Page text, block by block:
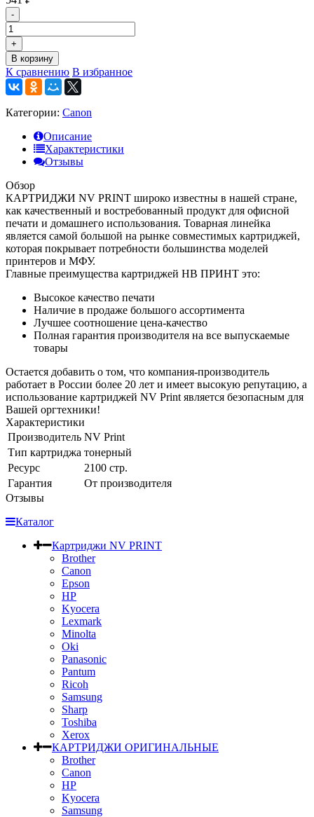
-
+
В корзину
К сравнению В избранное
Категории: Canon
Описание
Характеристики
Отзывы
Обзор
КАРТРИДЖИ NV PRINT широко известны в нашей стране,
как качественный и востребованный продукт для офисной
печати и домашнего использования. Товарная линейка
является самой большой на рынке совместимых картриджей,
которая покрывает потребности большинства моделей
принтеров и МФУ.
Главные преимущества картриджей НВ ПРИНТ это:
Высокое качество печати
Наличие в продаже большого ассортимента
Лучшее соотношение цена-качество
Полная гарантия производителя на все выпускаемые
товары
Остается добавить о том, что компания-производитель
работает в России более 20 лет и имеет высокую репутацию, а
использование картриджей NV Print является безопасным для
Вашей оргтехники!
Характеристики
Производитель NV Print
Тип картриджа тонерный
Ресурс
2100 стр.
Гарантия
От производителя
Отзывы
Каталог
Картриджи NV PRINT
Brother
Canon
Epson
HP
Kyocera
Lexmark
Minolta
Oki
Panasonic
Pantum
Ricoh
Samsung
Sharp
Toshiba
Xerox
КАРТРИДЖИ ОРИГИНАЛЬНЫЕ
Brother
Canon
HP
Kyocera
Samsung